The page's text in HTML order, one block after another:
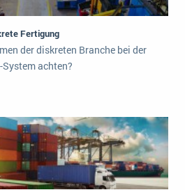
Fertigung
der diskreten Branche bei der
achten?